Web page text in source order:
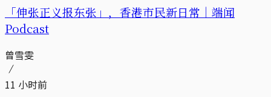
「伸张正义报东张」，香港市民新日常｜端闻
Podcast
曾雪雯
11 小时前